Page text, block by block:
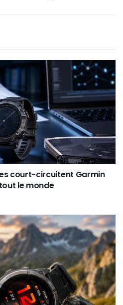
court-circuitent Garmin
le monde